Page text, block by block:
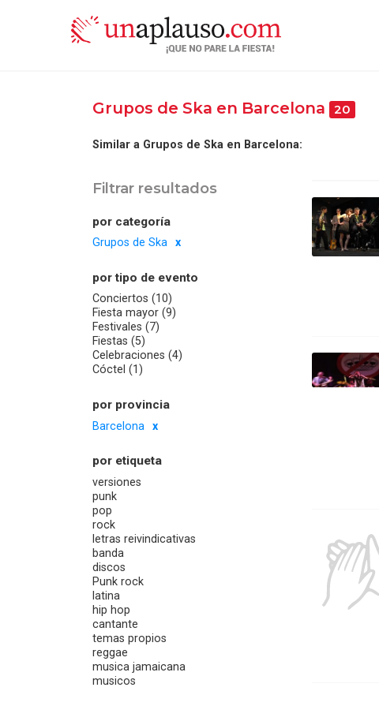
Grupos de Ska en Barcelona 20
Similar a Grupos de Ska en Barcelona:
Filtrar resultados
por categoría
Grupos de Ska
por tipo de evento
Conciertos (10)
Fiesta mayor (9)
Festivales (7)
Fiestas (5)
Celebraciones (4)
Cóctel (1)
por provincia
Barcelona
por etiqueta
versiones
punk
pop
rock
letras reivindicativas
banda
discos
Punk rock
latina
hip hop
cantante
temas propios
reggae
musica jamaicana
musicos